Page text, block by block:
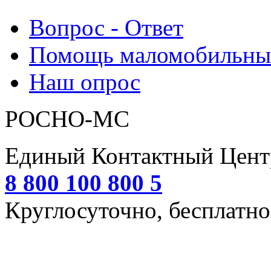
Вопрос - Ответ
Помощь
Наш опрос
РОСНО-МС
Единый Контактный
8 800 100 800 5
Круглосуточно, бесплатно